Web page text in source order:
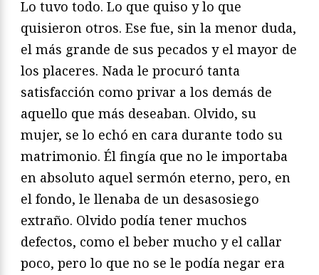
Lo tuvo todo. Lo que quiso y lo que
quisieron otros. Ese fue, sin la menor duda,
el más grande de sus pecados y el mayor de
los placeres. Nada le procuró tanta
satisfacción como privar a los demás de
aquello que más deseaban. Olvido, su
mujer, se lo echó en cara durante todo su
matrimonio. Él fingía que no le importaba
en absoluto aquel sermón eterno, pero, en
el fondo, le llenaba de un desasosiego
extraño. Olvido podía tener muchos
defectos, como el beber mucho y el callar
poco, pero lo que no se le podía negar era